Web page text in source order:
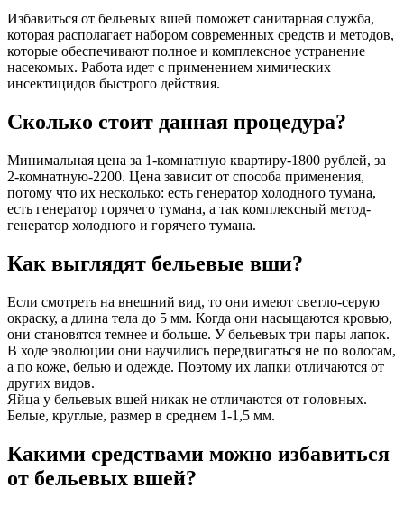
Избавиться от бельевых вшей поможет санитарная служба,
которая располагает набором современных средств и методов,
которые обеспечивают полное и комплексное устранение
насекомых. Работа идет с применением химических
инсектицидов быстрого действия.
Сколько стоит данная процедура?
Минимальная цена за 1-комнатную квартиру-1800 рублей, за
2-комнатную-2200. Цена зависит от способа применения,
потому что их несколько: есть генератор холодного тумана,
есть генератор горячего тумана, а так комплексный метод-
генератор холодного и горячего тумана.
Как выглядят бельевые вши?
Если смотреть на внешний вид, то они имеют светло-серую
окраску, а длина тела до 5 мм. Когда они насыщаются кровью,
они становятся темнее и больше. У бельевых три пары лапок.
В ходе эволюции они научились передвигаться не по волосам,
а по коже, белью и одежде. Поэтому их лапки отличаются от
других видов.
Яйца у бельевых вшей никак не отличаются от головных.
Белые, круглые, размер в среднем 1-1,5 мм.
Какими средствами можно избавиться
от бельевых вшей?